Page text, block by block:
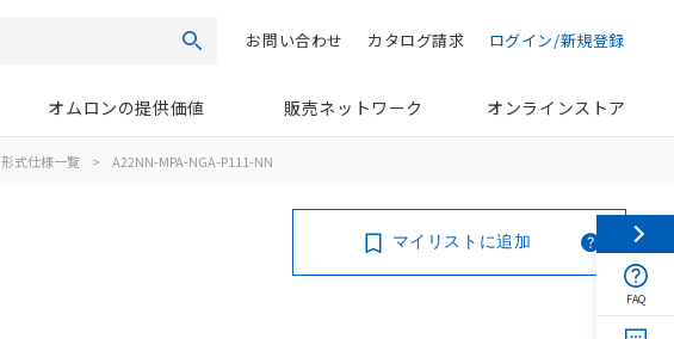
検索 ログイン/新規登録
カタログ請求
お問い合わせ
オムロンの提供価値 販売ネットワーク オンラインストア
形式仕様一覧 > A22NN-MPA-NGA-P111-NN
マイリストに追加
FAQ